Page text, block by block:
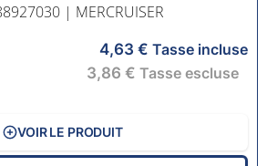
| MERCRUISER
4,63 € Tasse incluse
3,86 € Tasse escluse
VOIR LE PRODUIT